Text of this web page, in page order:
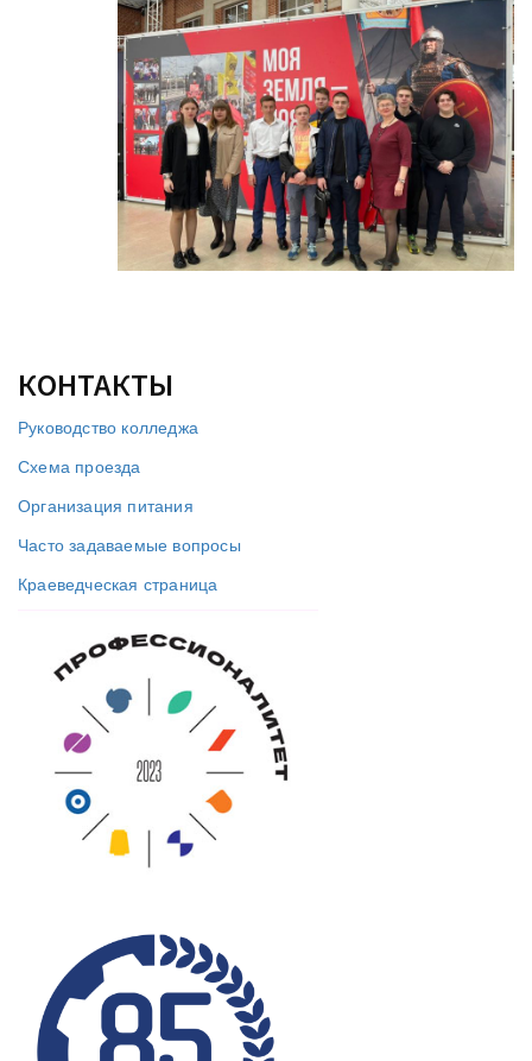
КОНТАКТЫ
Руководство колледжа
Схема проезда
Организация питания
Часто задаваемые вопросы
Краеведческая страница